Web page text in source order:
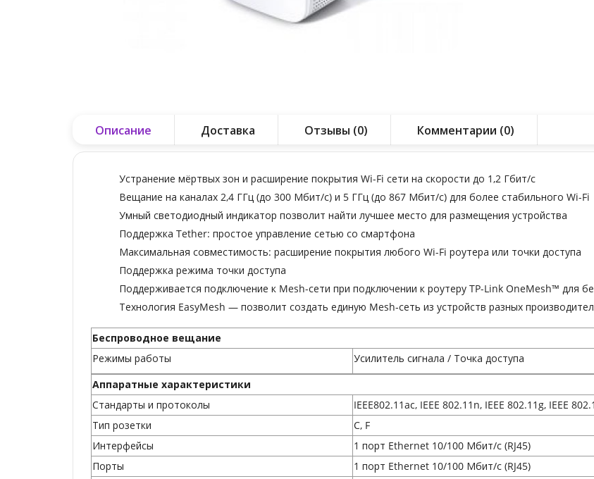
Описание Доставка Отзывы (0) Комментарии (0)
Устранение мёртвых зон и расширение покрытия Wi-Fi сети на скорости до 1,2 Гбит/с
Вещание на каналах 2,4 ГГц (до 300 Мбит/с) и 5 ГГц (до 867 Мбит/с) для более стабильного Wi-Fi
Умный светодиодный индикатор позволит найти лучшее место для размещения устройства
Поддержка Tether: простое управление сетью со смартфона
Максимальная совместимость: расширение покрытия любого Wi-Fi роутера или точки доступа
Поддержка режима точки доступа
Поддерживается подключение к Mesh-сети при подключении к роутеру TP-Link OneMesh™ для
Технология EasyMesh — позволит создать единую Mesh‑сеть из устройств разных
Беспроводное вещание
Режимы работы
Усилитель сигнала / Точка доступа
Аппаратные характеристики
Стандарты и протоколы
IEEE802.11ac, IEEE 802.11n, IEEE 802.11g, IEEE
Тип розетки
C, F
Интерфейсы
1 порт Ethernet 10/100 Мбит/с (RJ45)
Порты
1 порт Ethernet 10/100 Мбит/с (RJ45)